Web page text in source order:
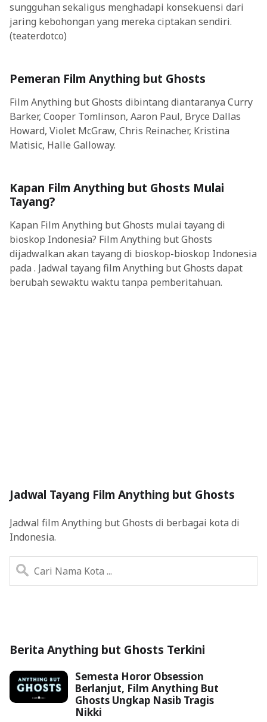
sungguhan sekaligus menghadapi konsekuensi dari
jaring kebohongan yang mereka ciptakan sendiri.
(teaterdotco)
Pemeran Film Anything but Ghosts
Film Anything but Ghosts dibintang diantaranya Curry
Barker, Cooper Tomlinson, Aaron Paul, Bryce Dallas
Howard, Violet McGraw, Chris Reinacher, Kristina
Matisic, Halle Galloway.
Kapan Film Anything but Ghosts Mulai
Tayang?
Kapan Film Anything but Ghosts mulai tayang di
bioskop Indonesia? Film Anything but Ghosts
dijadwalkan akan tayang di bioskop-bioskop Indonesia
pada . Jadwal tayang film Anything but Ghosts dapat
berubah sewaktu waktu tanpa pemberitahuan.
Jadwal Tayang Film Anything but Ghosts
Jadwal film Anything but Ghosts di berbagai kota di
Indonesia.
Berita Anything but Ghosts Terkini
Semesta Horor Obsession
Berlanjut, Film Anything But
Ghosts Ungkap Nasib Tragis
Nikki